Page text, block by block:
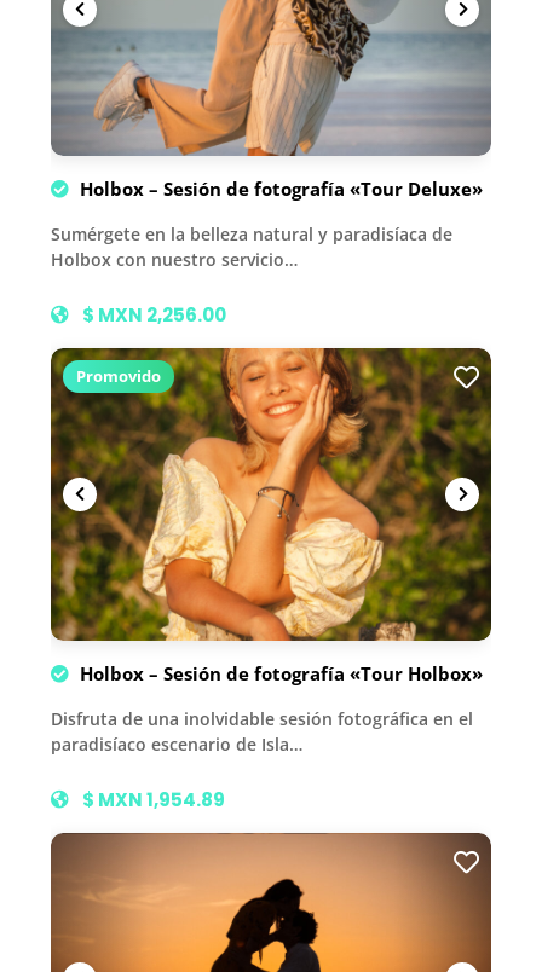
Holbox – Sesión de fotografía «Tour Deluxe»
Sumérgete en la belleza natural y paradisíaca de
Holbox con nuestro servicio…
$ MXN 2,256.00
Promovido
Holbox – Sesión de fotografía «Tour Holbox»
Disfruta de una inolvidable sesión fotográfica en el
paradisíaco escenario de Isla…
$ MXN 1,954.89